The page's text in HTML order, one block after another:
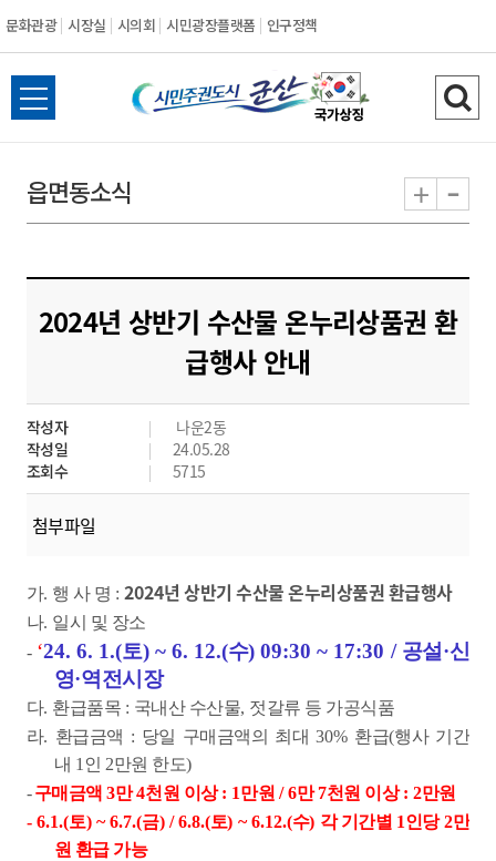
문화관광 시장실 시의회 시민광장플랫폼 인구정책
시
민
도
시
군
산
전
체
뉴
열
검
색
기
읍면동소식 + -
2024년 상반기 수산물 온누리상품권 환
급행사 안내
작성자
나운2동
작성일
24.05.28
조회수
5715
첨부파일
가. 행 사 명 :2024년 상반기 수산물 온누리상품권 환급행사
나. 일시 및 장소
- ‘24. 6. 1.(토) ~ 6. 12.(수) 09:30 ~ 17:30 / 공설·신
영·역전시장
다. 환급품목 : 국내산 수산물, 젓갈류 등 가공식품
라. 환급금액 : 당일 구매금액의 최대 30% 환급(행사 기간
내 1 인 2만원 한도)
-구매금액3만4천원 이상: 1만원 / 6만7천원 이상: 2만원
- 6.1.(토) ~ 6.7.(금) / 6.8.(토) ~ 6.12.(수) 각 기간별 1인당2만
원 환급 가능